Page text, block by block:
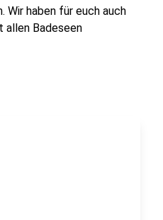
Wir haben für euch auch
allen Badeseen